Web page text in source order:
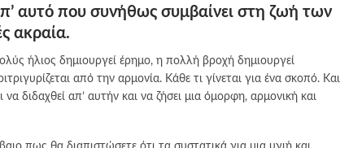
αυτό που συνήθως συμβαίνει στη ζωή των
ακραία.
ήλιος δημιουργεί έρημο, η πολλή βροχή δημιουργεί
από την αρμονία. Κάθε τι γίνεται για ένα σκοπό. Και
διδαχθεί απ’ αυτήν και να ζήσει μια όμορφη, αρμονική και